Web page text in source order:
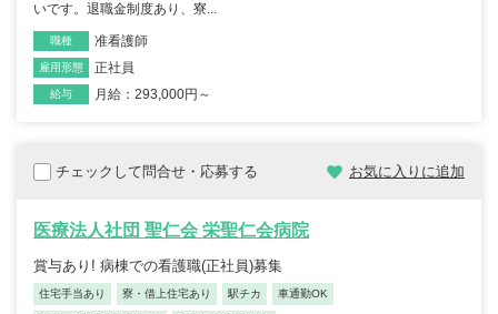
いです。退職金制度あり、寮...
職種 准看護師
雇用形態 正社員
給与 月給：293,000円～
チェックして問合せ・応募する お気に入りに追加
医療法人社団 聖仁会 栄聖仁会病院
賞与あり! 病棟での看護職(正社員)募集
住宅手当あり 寮・借上住宅あり 駅チカ 車通勤OK